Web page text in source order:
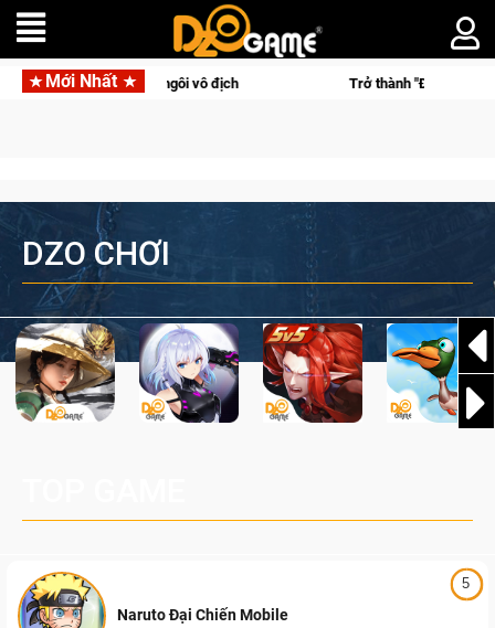
Mới Nhất
Falcons lên ngôi vô địch Trở thành "Đại ca Mèo" khuấy
DZO CHƠI
5
Naruto Đại Chiến Mobile